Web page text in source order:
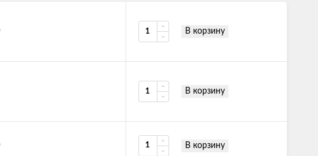
В корзину
В корзину
В корзину